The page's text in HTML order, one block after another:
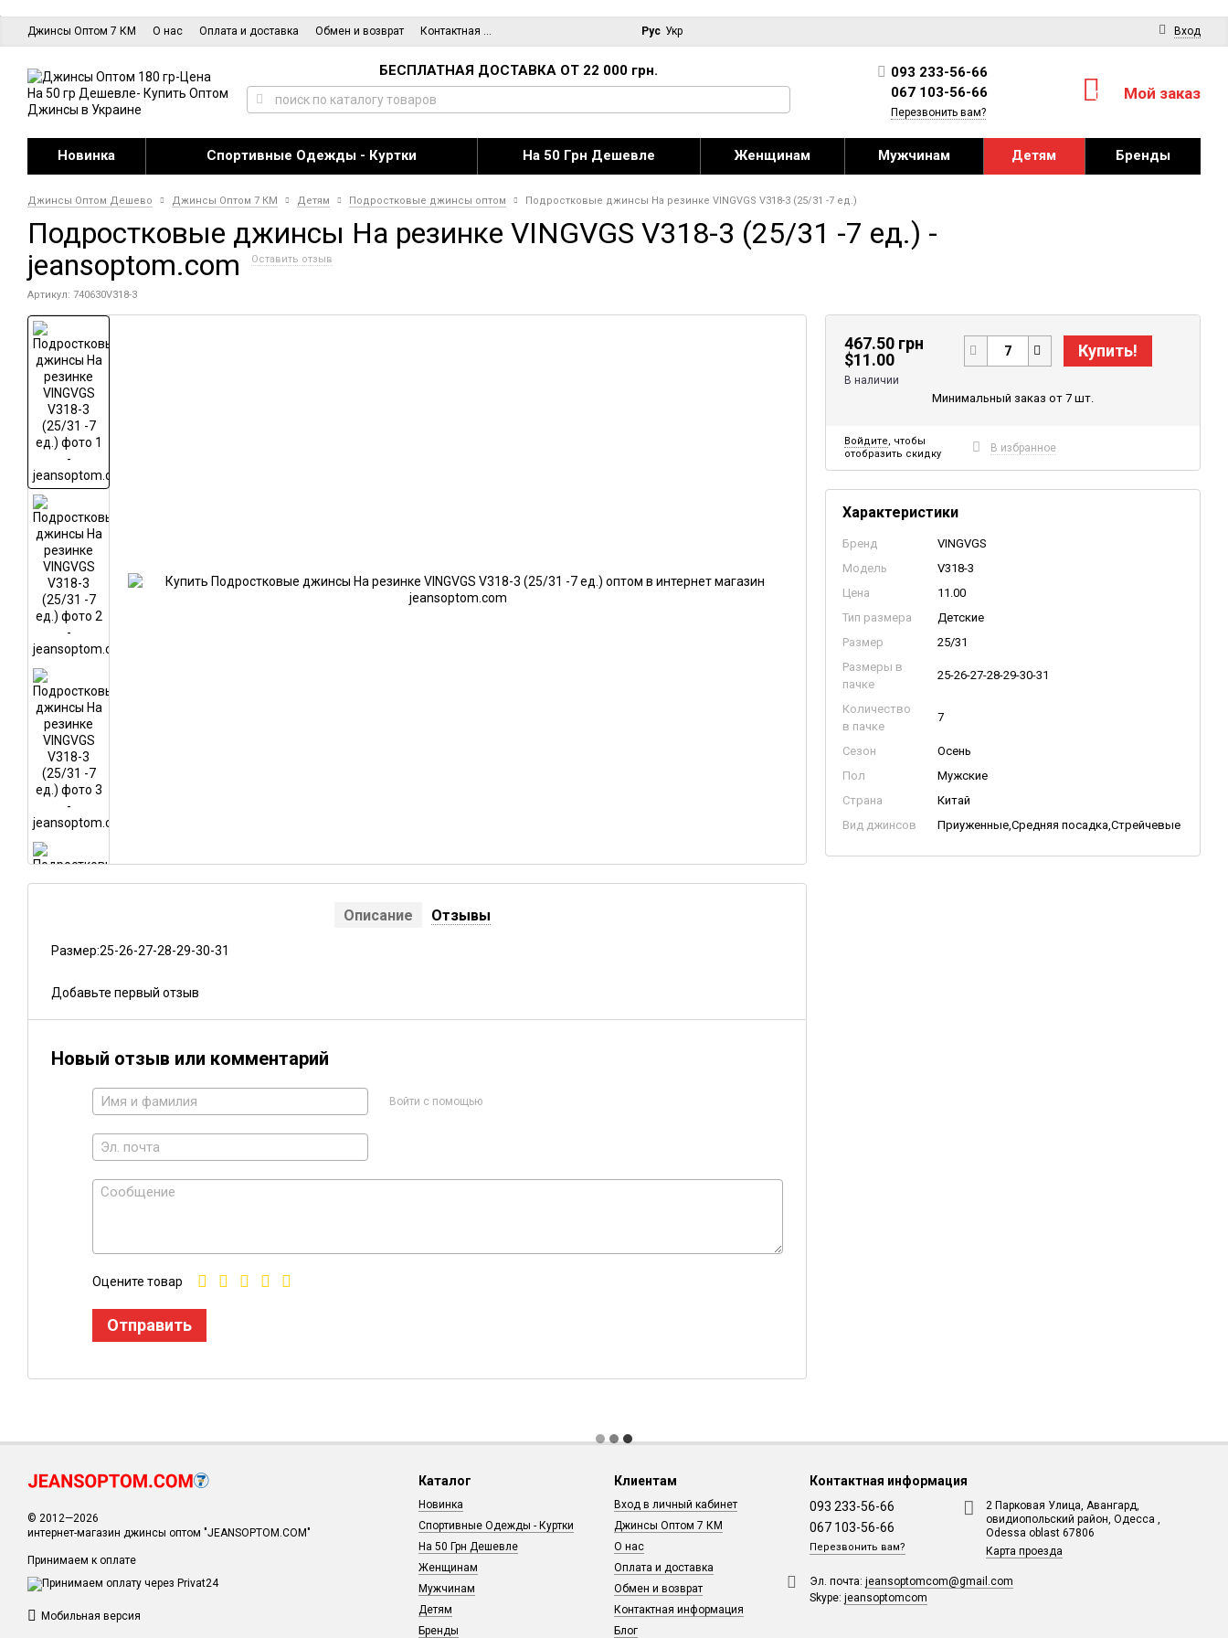
Джинсы Оптом 7 КМ О нас Оплата и доставка Обмен и возврат Контактная информация Вход
Рус Укр
БЕСПЛАТНАЯ ДОСТАВКА ОТ 22 000 грн.
093 233-56-66
067 103-56-66
Перезвонить вам?
0 Мой заказ
Новинка Спортивные Одежды - Куртки На 50 Грн Дешевле Женщинам Мужчинам Детям Бренды
Джинсы Оптом Дешево Джинсы Оптом 7 КМ Детям Подростковые джинсы оптом Подростковые джинсы На резинке VINGVGS V318-3 (25/31 -7 ед.)
Подростковые джинсы На резинке VINGVGS V318-3 (25/31 -7 ед.) -
jeansoptom.com
Оставить отзыв
Артикул: 740630V318-3
Описание Отзывы
Размер:25-26-27-28-29-30-31
Добавьте первый отзыв
Новый отзыв или комментарий
Войти с помощью
Оцените товар
Отправить
467.50 грн
$11.00
В наличии
Купить!
Минимальный заказ от 7 шт.
Войдите, чтобы
отобразить скидку
В избранное
Характеристики
Бренд
VINGVGS
Модель
V318-3
Цена
11.00
Тип размера
Детские
Размер
25/31
Размеры в
пачке
25-26-27-28-29-30-31
Количество
в пачке
7
Сезон
Осень
Пол
Мужские
Страна
Китай
Вид джинсов
Приуженные,Средняя посадка,Стрейчевые
© 2012—2026
интернет-магазин джинсы оптом "JEANSOPTOM.COM"
Принимаем к оплате
Мобильная версия
Каталог
Новинка
Спортивные Одежды - Куртки
На 50 Грн Дешевле
Женщинам
Мужчинам
Детям
Бренды
Клиентам
Вход в личный кабинет
Джинсы Оптом 7 КМ
О нас
Оплата и доставка
Обмен и возврат
Контактная информация
Блог
Контактная информация
093 233-56-66
067 103-56-66
Перезвонить вам?
2 Парковая Улица, Авангард,
овидиопольский район, Одесса ,
Odessa oblast 67806
Карта проезда
Эл. почта:jeansoptomcom@gmail.com
Skype:jeansoptomcom